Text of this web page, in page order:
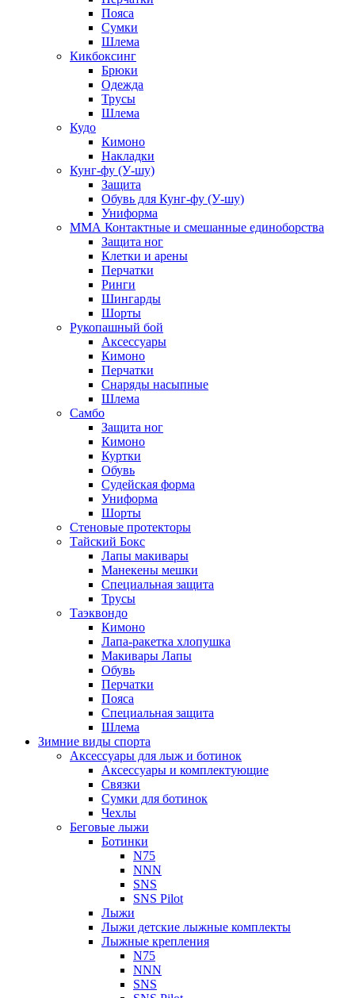
Пояса
Сумки
Шлема
Кикбоксинг
Брюки
Одежда
Трусы
Шлема
Кудо
Кимоно
Накладки
Кунг-фу (У-шу)
Защита
Обувь для Кунг-фу (У-шу)
Униформа
ММА Контактные и смешанные единоборства
Защита ног
Клетки и арены
Перчатки
Ринги
Шингарды
Шорты
Рукопашный бой
Аксессуары
Кимоно
Перчатки
Снаряды насыпные
Шлема
Самбо
Защита ног
Кимоно
Куртки
Обувь
Судейская форма
Униформа
Шорты
Стеновые протекторы
Тайский Бокс
Лапы макивары
Манекены мешки
Специальная защита
Трусы
Таэквондо
Кимоно
Лапа-ракетка хлопушка
Макивары Лапы
Обувь
Перчатки
Пояса
Специальная защита
Шлема
Зимние виды спорта
Аксессуары для лыж и ботинок
Аксессуары и комплектующие
Связки
Сумки для ботинок
Чехлы
Беговые лыжи
Ботинки
N75
NNN
SNS
SNS Pilot
Лыжи
Лыжи детские лыжные комплекты
Лыжные крепления
N75
NNN
SNS